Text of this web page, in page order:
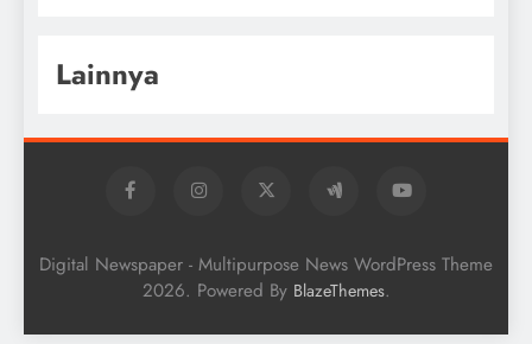
Lainnya
Digital Newspaper - Multipurpose News WordPress Theme
2026. Powered By BlazeThemes.